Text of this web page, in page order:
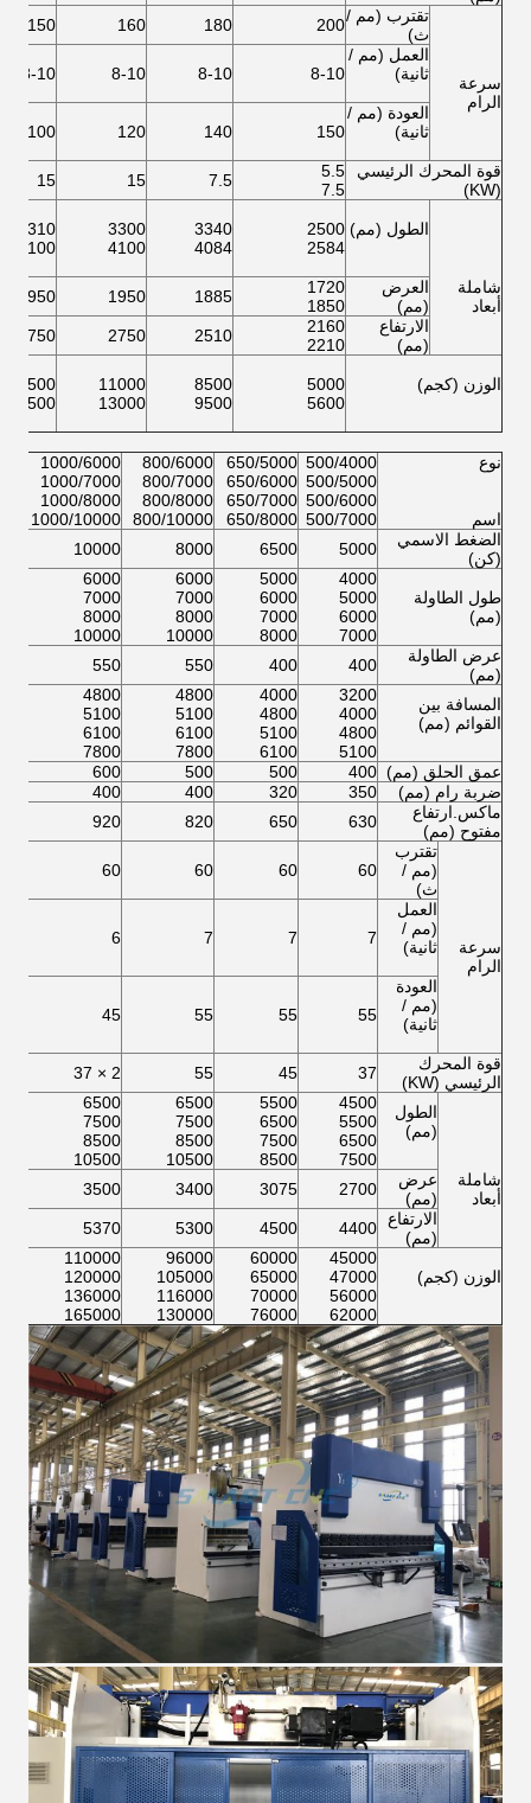
سرعة
الرام
تقترب (مم /
ث)
200
180
160
150
العمل (مم /
ثانية)
8-10
8-10
8-10
8-10
العودة (مم /
ثانية)
150
140
120
100
قوة المحرك الرئيسي
(KW)
5.5
7.5
7.5
15
15
شاملة
أبعاد
الطول (مم) 2500
2584
3340
4084
3300
4100
3310
4100
العرض
(مم)
1720
1850
1885
1950
1950
الارتفاع
(مم)
2160
2210
2510
2750
2750
الوزن (كجم)
5000
5600
8500
9500
11000
13000
11500
13500
نوع
اسم
500/4000
500/5000
500/6000
500/7000
650/5000
650/6000
650/7000
650/8000
800/6000
800/7000
800/8000
800/10000
1000/6000
1000/7000
1000/8000
1000/10000
الضغط الاسمي
(كن)
5000
6500
8000
10000
طول الطاولة
(مم)
4000
5000
6000
7000
5000
6000
7000
8000
6000
7000
8000
10000
6000
7000
8000
10000
عرض الطاولة
(مم)
400
400
550
550
المسافة بين
القوائم (مم)
3200
4000
4800
5100
4000
4800
5100
6100
4800
5100
6100
7800
4800
5100
6100
7800
عمق الحلق (مم) 400
500
500
600
ضربة رام (مم)
350
320
400
400
ماكس.ارتفاع
مفتوح (مم)
630
650
820
920
سرعة
الرام
تقترب
(مم /
ث)
60
60
60
60
العمل
(مم /
ثانية)
7
7
7
6
العودة
(مم /
ثانية)
55
55
55
45
قوة المحرك
الرئيسي (KW)
37
45
55
2 × 37
شاملة
أبعاد
الطول
(مم)
4500
5500
6500
7500
5500
6500
7500
8500
6500
7500
8500
10500
6500
7500
8500
10500
عرض
(مم)
2700
3075
3400
3500
الارتفاع
(مم)
4400
4500
5300
5370
الوزن (كجم)
45000
47000
56000
62000
60000
65000
70000
76000
96000
105000
116000
130000
110000
120000
136000
165000